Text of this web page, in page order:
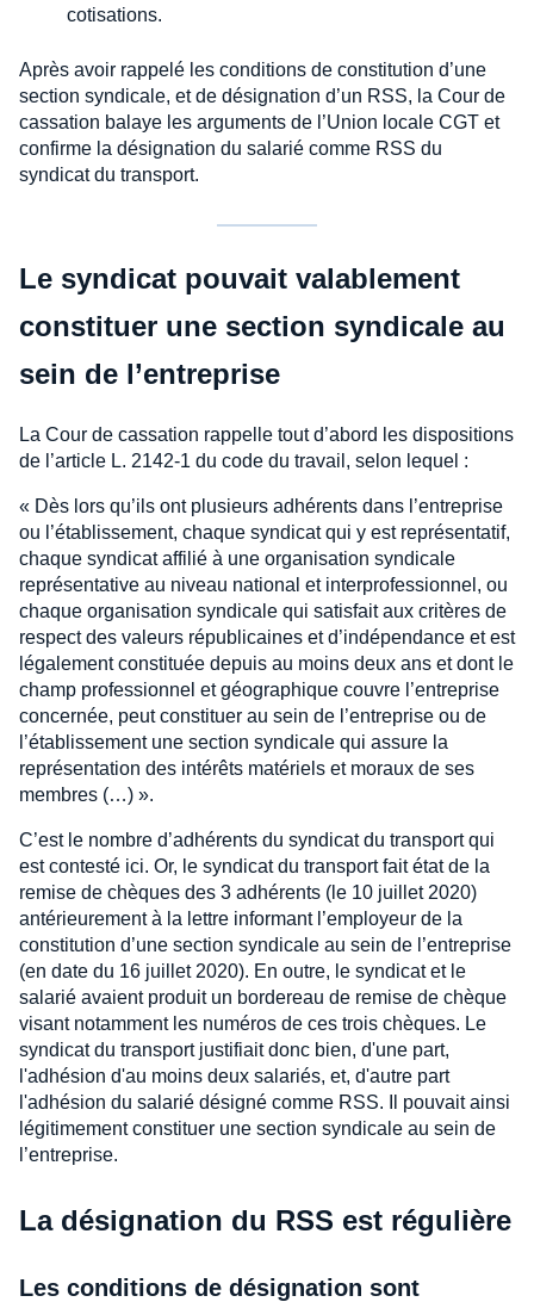
cotisations.
Après avoir rappelé les conditions de constitution d’une
section syndicale, et de désignation d’un RSS, la Cour de
cassation balaye les arguments de l’Union locale CGT et
confirme la désignation du salarié comme RSS du
syndicat du transport.
Le syndicat pouvait valablement
constituer une section syndicale au
sein de l’entreprise
La Cour de cassation rappelle tout d’abord les dispositions
de l’article L. 2142-1 du code du travail, selon lequel :
« Dès lors qu’ils ont plusieurs adhérents dans l’entreprise
ou l’établissement, chaque syndicat qui y est représentatif,
chaque syndicat affilié à une organisation syndicale
représentative au niveau national et interprofessionnel, ou
chaque organisation syndicale qui satisfait aux critères de
respect des valeurs républicaines et d’indépendance et est
légalement constituée depuis au moins deux ans et dont le
champ professionnel et géographique couvre l’entreprise
concernée, peut constituer au sein de l’entreprise ou de
l’établissement une section syndicale qui assure la
représentation des intérêts matériels et moraux de ses
membres (…) ».
C’est le nombre d’adhérents du syndicat du transport qui
est contesté ici. Or, le syndicat du transport fait état de la
remise de chèques des 3 adhérents (le 10 juillet 2020)
antérieurement à la lettre informant l’employeur de la
constitution d’une section syndicale au sein de l’entreprise
(en date du 16 juillet 2020). En outre, le syndicat et le
salarié avaient produit un bordereau de remise de chèque
visant notamment les numéros de ces trois chèques. Le
syndicat du transport justifiait donc bien, d'une part,
l'adhésion d'au moins deux salariés, et, d'autre part
l'adhésion du salarié désigné comme RSS. Il pouvait ainsi
légitimement constituer une section syndicale au sein de
l’entreprise.
La désignation du RSS est régulière
Les conditions de désignation sont